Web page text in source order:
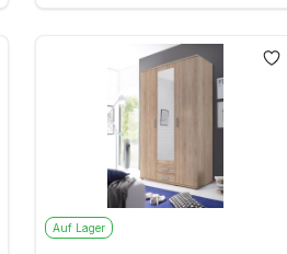
Auf Lager